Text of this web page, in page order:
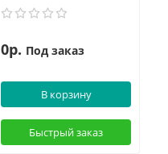
0р. Под заказ
В корзину
Быстрый заказ